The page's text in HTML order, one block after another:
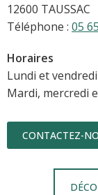
12600 TAUSSAC
Téléphone : 05
Horaires
Lundi et
Mardi, mercredi
CONTACTEZ-